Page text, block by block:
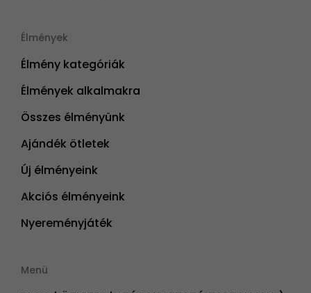
Élmények
Élmény kategóriák
Élmények alkalmakra
Összes élményünk
Ajándék ötletek
Új élményeink
Akciós élményeink
Nyereményjáték
Menü